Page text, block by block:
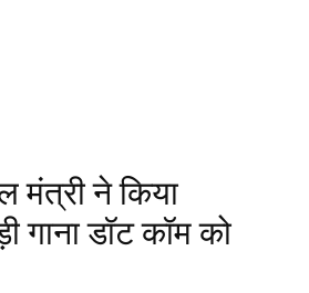
मंत्री ने किया
गाना डॉट कॉम को